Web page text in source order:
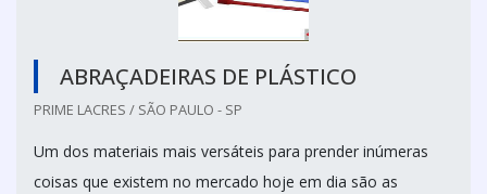
ABRAÇADEIRAS DE PLÁSTICO
PRIME LACRES / SÃO PAULO - SP
Um dos materiais mais versáteis para prender inúmeras
coisas que existem no mercado hoje em dia são as